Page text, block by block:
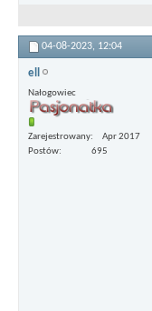
04-08-2023, 12:04
ell
Nałogowiec
Zarejestrowany
Apr 2017
Postów
695